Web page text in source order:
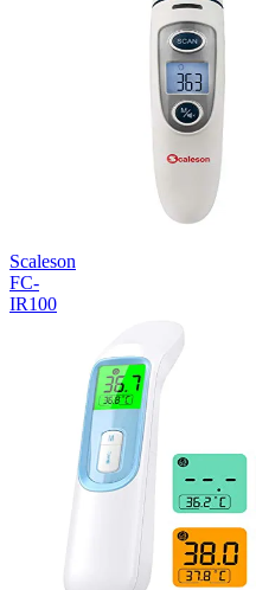
Scaleson
FC-
IR100